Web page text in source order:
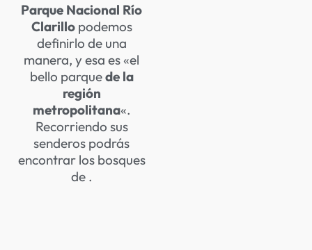
Parque Nacional Río
Clarillo podemos
definirlo de una
manera, y esa es «el
bello parquede la
región
metropolitana«.
Recorriendo sus
senderos podrás
encontrar los bosques
de .